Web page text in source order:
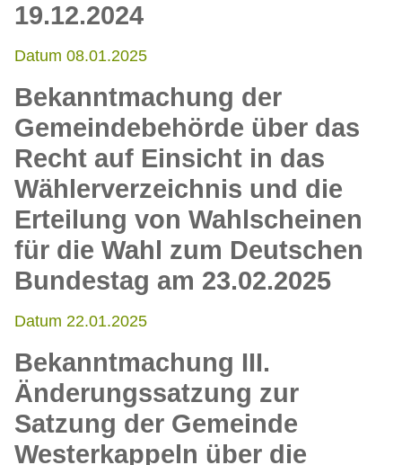
19.12.2024
Datum 08.01.2025
Bekanntmachung der
Gemeindebehörde über das
Recht auf Einsicht in das
Wählerverzeichnis und die
Erteilung von Wahlscheinen
für die Wahl zum Deutschen
Bundestag am 23.02.2025
Datum 22.01.2025
Bekanntmachung III.
Änderungssatzung zur
Satzung der Gemeinde
Westerkappeln über die